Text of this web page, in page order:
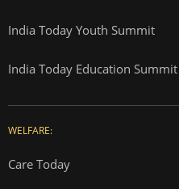
India Today Youth Summit
India Today Education Summit
WELFARE:
Care Today